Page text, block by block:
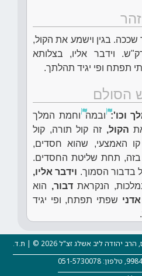
זהר
בגין וישמע את הקול,
וידבר אליו, בצלותא
תפתח ופי יגיד תהלתך.
הסולם
וכו': ובמהוחמת המלך
הקול, זה קול תורה, קול
האמצעי, שהוא חסדים,
בזה, תחת שליטת החסדים.
בדבור הסמוך. וידבר אליו,
הנקראתדבור, הוא
אדני שפתי תפתח, ופי יגיד
אור הסולם: מרכז מורשת בעל הסולם, הרב יהודה ליב אשלג זצ"ל 2026 © | ת.ד.